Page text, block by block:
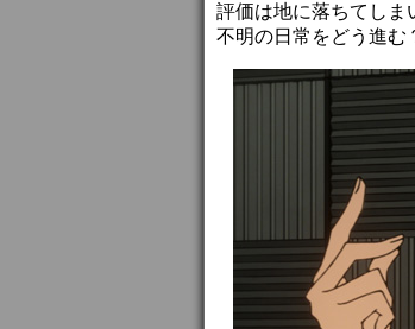
評価は地に落ちてし
不明の日常をどう進む